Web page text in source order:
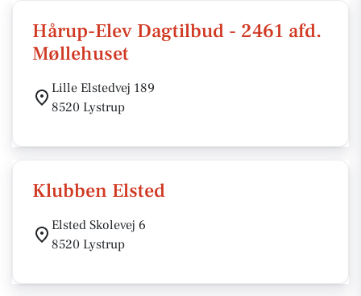
Hårup-Elev Dagtilbud - 2461 afd.
Møllehuset
Lille Elstedvej 189
8520 Lystrup
Klubben Elsted
Elsted Skolevej 6
8520 Lystrup